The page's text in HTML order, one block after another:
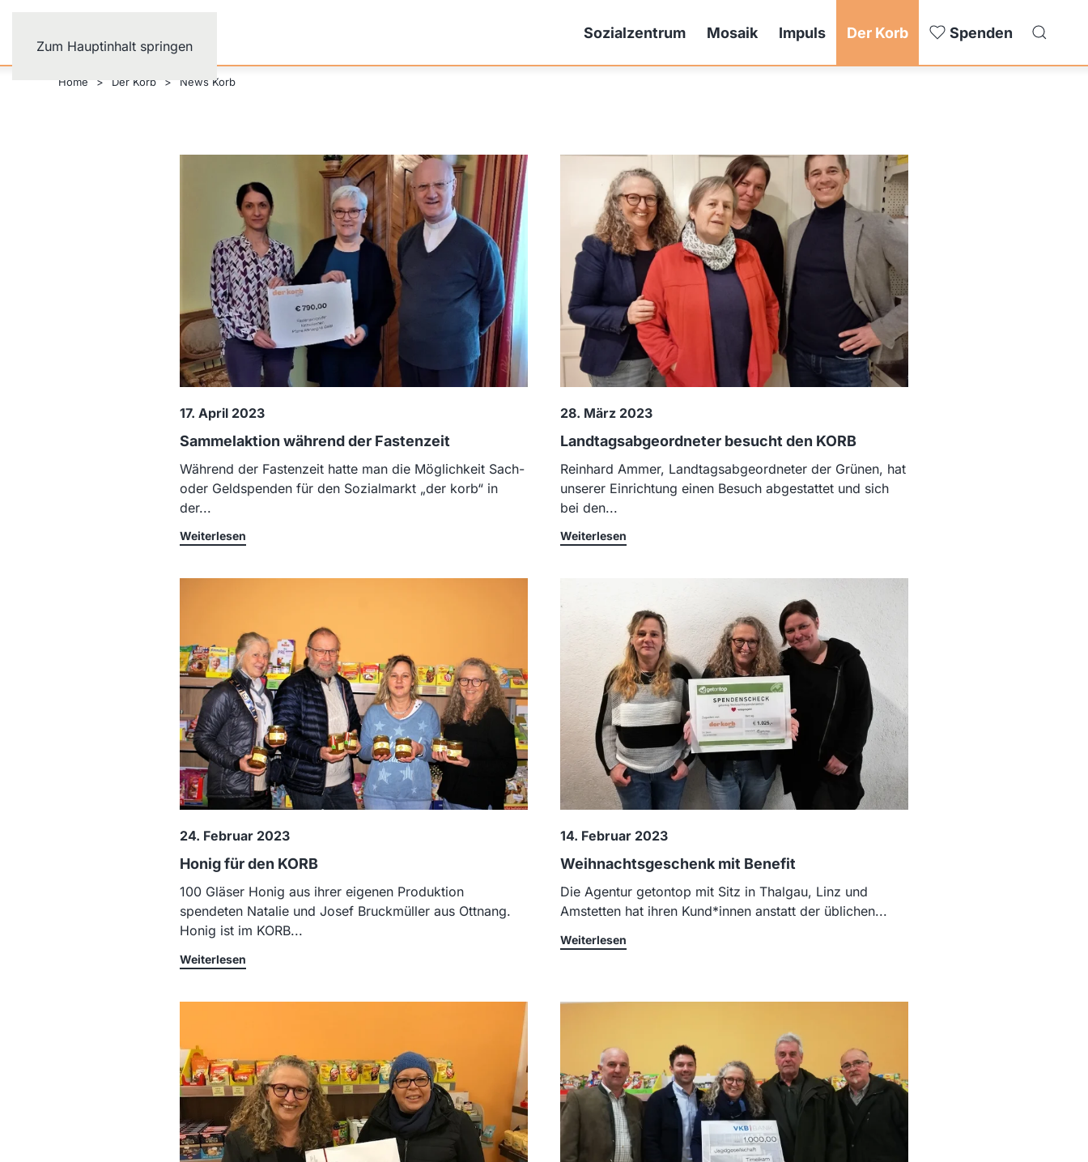
Zum Hauptinhalt springen
Sozialzentrum Mosaik Impuls Der Korb Spenden
Home Der Korb News Korb
17. April 2023
Sammelaktion während der Fastenzeit
Während der Fastenzeit hatte man die Möglichkeit Sach-
oder Geldspenden für den Sozialmarkt „der korb“ in
der...
Weiterlesen
28. März 2023
Landtagsabgeordneter besucht den KORB
Reinhard Ammer, Landtagsabgeordneter der Grünen, hat
unserer Einrichtung einen Besuch abgestattet und sich
bei den...
Weiterlesen
24. Februar 2023
Honig für den KORB
100 Gläser Honig aus ihrer eigenen Produktion
spendeten Natalie und Josef Bruckmüller aus Ottnang.
Honig ist im KORB...
Weiterlesen
14. Februar 2023
Weihnachtsgeschenk mit Benefit
Die Agentur getontop mit Sitz in Thalgau, Linz und
Amstetten hat ihren Kund*innen anstatt der üblichen...
Weiterlesen